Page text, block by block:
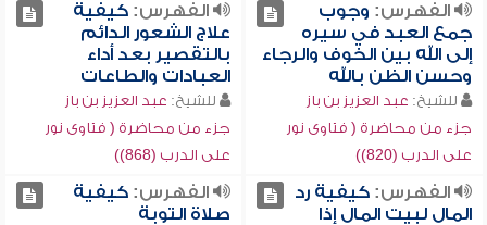
الفهرس: وجوب
جمع العبد في سيره
إلى الله بين الخوف والرجاء
وحسن الظن بالله
للشيخ: عبد العزيز بن باز
جزء من محاضرة ( فتاوى نور
على الدرب (820))
الفهرس:كيفية
علاج الشعور الدائم
بالتقصير بعد أداء
العبادات والطاعات
للشيخ: عبد العزيز بن باز
جزء من محاضرة ( فتاوى نور
على الدرب (868))
الفهرس:كيفية رد
المال لبيت المال إذا
الفهرس:كيفية
صلاة التوبة